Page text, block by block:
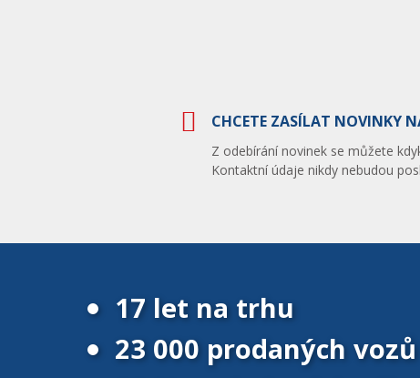
CHCETE ZASÍLAT NOVINKY
Z odebírání novinek se můžete
Kontaktní údaje nikdy nebudou
17 let na trhu
23 000 prodaných vozů